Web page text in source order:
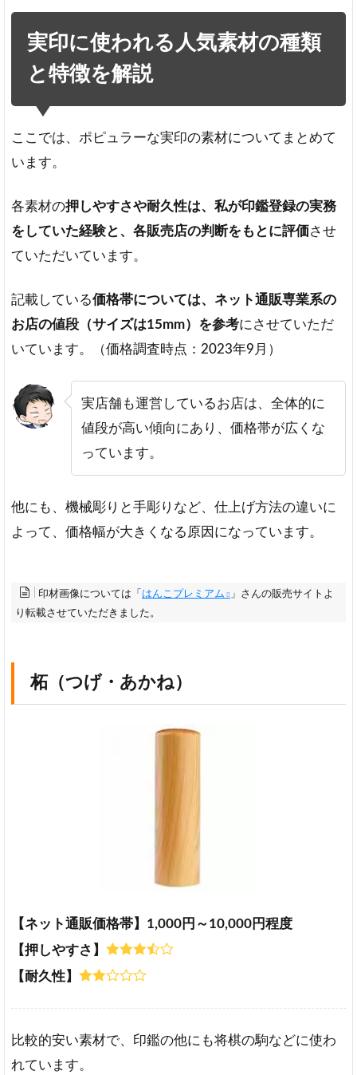
ム」
おし
ゃれ
材が
安
堂」
印鑑
の人
関す
る
実印に使われる人気素材の種類
と特徴を解説
ここでは、ポピュラーな実印の素材についてまとめて
います。
各素材の押しやすさや耐久性は、私が印鑑登録の実務
をしていた経験と、各販売店の判断をもとに評価させ
ていただいています。
記載している価格帯については、ネット通販専業系の
お店の値段（サイズは15mm）を参考にさせていただ
いています。（価格調査時点：2023年9月）
実店舗も運営しているお店は、全体的に
値段が高い傾向にあり、価格帯が広くな
っています。
他にも、機械彫りと手彫りなど、仕上げ方法の違いに
よって、価格幅が大きくなる原因になっています。
印材画像については「 はんこプレミアム
」さんの販売サイトよ
り転載させていただきました。
柘（つげ・あかね）
【ネット通販価格帯】1,000円～10,000円程度
【押しやすさ】
【耐久性】
比較的安い素材で、印鑑の他にも将棋の駒などに使わ
れています。